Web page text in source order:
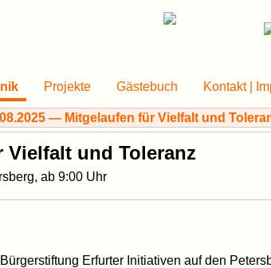
Projekte Gästebuch Kontakt |
Vielfalt und Toleranz
ab 9:00 Uhr
Erfurter Initiativen auf den